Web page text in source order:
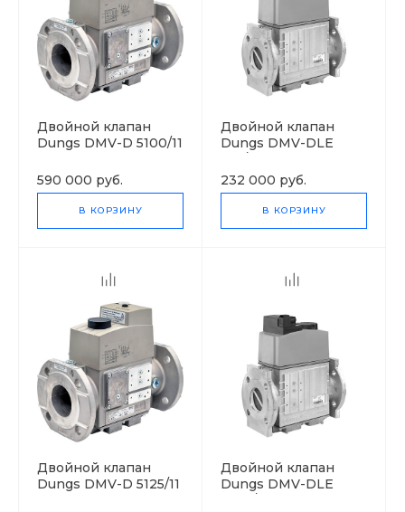
Двойной клапан
Dungs DMV-D 5100/11
590 000 руб.
В КОРЗИНУ
Двойной клапан
Dungs DMV-DLE
232 000 руб.
В КОРЗИНУ
Двойной клапан
Dungs DMV-D 5125/11
Двойной клапан
Dungs DMV-DLE